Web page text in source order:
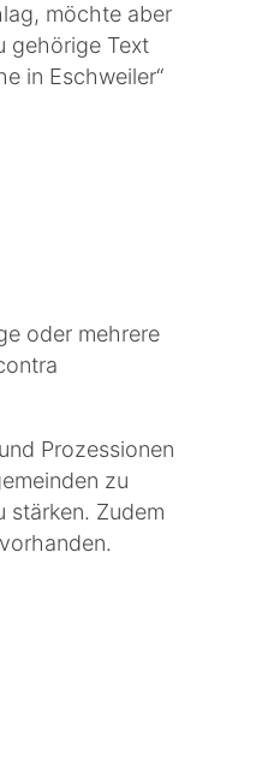
möchte aber
gehörige Text
in Eschweiler“
oder mehrere
Prozessionen
zu
stärken. Zudem